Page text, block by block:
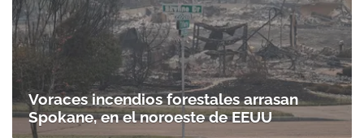
Voraces incendios forestales arrasan
Spokane, en el noroeste de EEUU